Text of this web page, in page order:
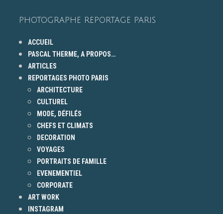
PHOTOGRAPHE REPORTAGE PARIS
ACCUEIL
PASCAL THERME, A PROPOS…
ARTICLES
REPORTAGES PHOTO PARIS
ARCHITECTURE
CULTUREL
MODE, DÉFILÉS
CHEFS ET CLIMATS
DECORATION
VOYAGES
PORTRAITS DE FAMILLE
EVENEMENTIEL
CORPORATE
ART WORK
INSTAGRAM